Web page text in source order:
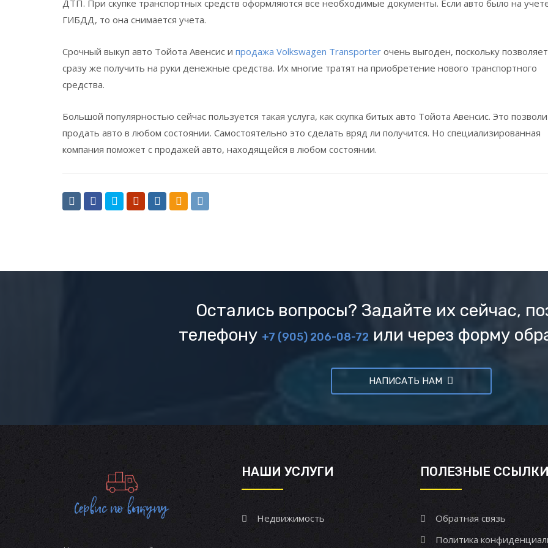
ДТП. При скупке транспортных средств оформляются все необходимые документы. Если авто было на
ГИБДД, то она снимается учета.
Срочный выкуп авто Тойота Авенсис и продажа Volkswagen Transporter очень выгоден, поскольку позволяет
сразу же получить на руки денежные средства. Их многие тратят на приобретение нового транспортного
средства.
Большой популярностью сейчас пользуется такая услуга, как скупка битых авто Тойота Авенсис. Это
продать авто в любом состоянии. Самостоятельно это сделать вряд ли получится. Но специализированная
компания поможет с продажей авто, находящейся в любом состоянии.
Остались вопросы? Задайте их сейчас,
телефону +7 (905) 206-08-72 или через форму
НАПИСАТЬ НАМ
НАШИ УСЛУГИ
Недвижимость
ПОЛЕЗНЫЕ
Обратная связь
Политика